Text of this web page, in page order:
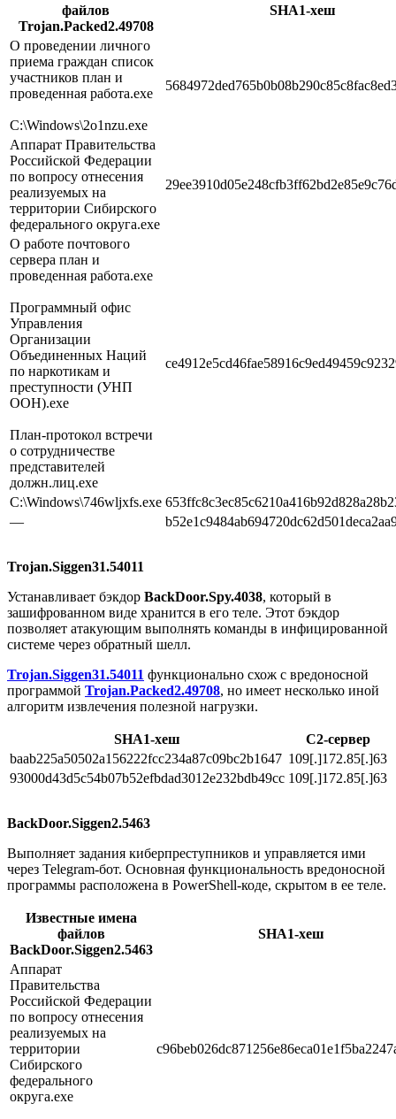
файлов
Trojan.Packed2.49708
SHA1-хеш
О проведении личного
приема граждан список
участников план и
проведенная работа.exe
C:\Windows\2o1nzu.exe
Аппарат Правительства
Российской Федерации
по вопросу отнесения
реализуемых на
территории Сибирского
федерального округа.exe
О работе почтового
сервера план и
проведенная работа.exe
Программный офис
Управления
Организации
Объединенных Наций
по наркотикам и
преступности (УНП
ООН).exe
План-протокол встречи
о сотрудничестве
представителей
должн.лиц.exe
C:\Windows\746wljxfs.exe
—
Trojan.Siggen31.54011
Устанавливает бэкдор BackDoor.Spy.4038, который в
зашифрованном виде хранится в его теле. Этот бэкдор
позволяет атакующим выполнять команды в инфицированной
системе через обратный шелл.
Trojan.Siggen31.54011 функционально схож с вредоносной
программой Trojan.Packed2.49708, но имеет несколько иной
алгоритм извлечения полезной нагрузки.
SHA1-хеш
С2-сервер
baab225a50502a156222fcc234a87c09bc2b1647 109[.]172.85[.]63
93000d43d5c54b07b52efbdad3012e232bdb49cc 109[.]172.85[.]63
BackDoor.Siggen2.5463
Выполняет задания киберпреступников и управляется ими
через Telegram-бот. Основная функциональность вредоносной
программы расположена в PowerShell-коде, скрытом в ее теле.
Известные имена
файлов
BackDoor.Siggen2.5463
SHA1-хеш
Аппарат
Правительства
Российской Федерации
по вопросу отнесения
реализуемых на
территории
Сибирского
федерального
округа.exe